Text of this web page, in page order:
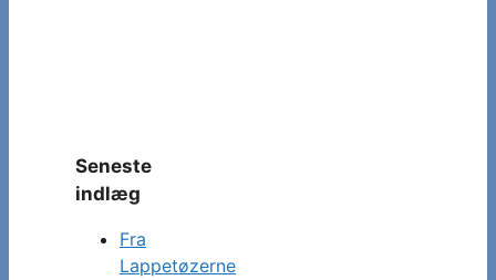
Seneste
indlæg
Fra
Lappetøzerne